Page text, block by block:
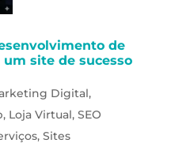
de
site de sucesso
Digital,
, Loja Virtual, SEO
, Sites